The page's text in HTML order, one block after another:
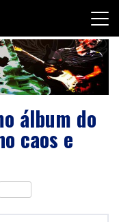
álbum do
caos e